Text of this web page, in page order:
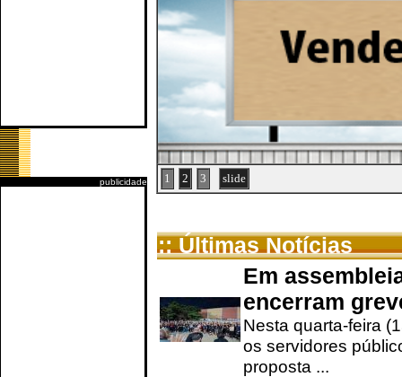
publicidade 1 2 3 slide
:: Últimas Notícias
Em
encerram
Nesta quarta-feira
os servidores
proposta ...